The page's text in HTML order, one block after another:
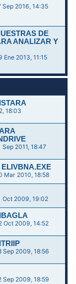
Sep 2016, 14:35
DE
ANALIZAR Y
Ene 2013, 11:15
18:03
Sep 2011, 18:47
Mar 2010, 18:58
Oct 2009, 19:02
Oct 2009, 14:52
Sep 2009, 18:56
Sep 2009, 18:59